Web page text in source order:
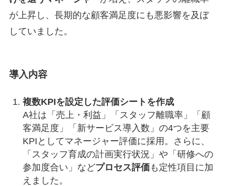
が上昇し、長期的な顧客満足度にも悪影響を及ぼ
していました。
導入内容
複数KPIを設定した評価シートを作成
A社は「売上・利益」「スタッフ離職率」「顧
客満足度」「新サービス導入数」の4つを主要
KPIとしてマネージャー評価に採用。さらに、
「スタッフ育成の計画実行状況」や「研修への
参加度合い」などプロセス評価も定性項目に加
えました。